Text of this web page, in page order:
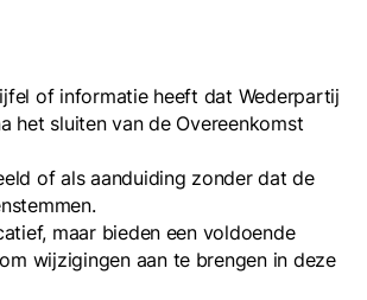
of informatie heeft dat Wederpartij
het sluiten van de Overeenkomst
of als aanduiding zonder dat de
maar bieden een voldoende
wijzigingen aan te brengen in deze